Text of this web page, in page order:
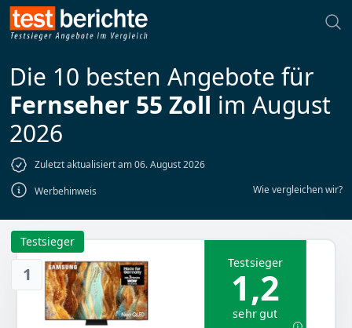
Die 10 besten Angebote für
Fernseher 55 Zoll im August
2026
Zuletzt aktualisiert am 06. August 2026
Werbehinweis
Wie vergleichen wir?
1
Testsieger
Testsieger
1,2
sehr gut